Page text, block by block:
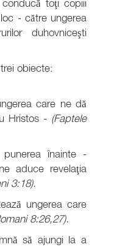
toţi copiii
- către ungerea
duhovniceşti
obiecte:
care ne dă
Hristos - (Faptele
înainte -
aduce revelaţia
3:18).
ungerea care
8:26,27).
să ajungi la a